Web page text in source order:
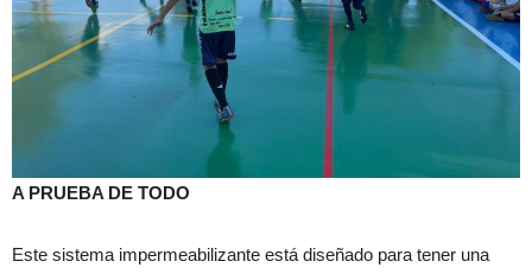
A PRUEBA DE TODO
Este sistema impermeabilizante está diseñado para tener una